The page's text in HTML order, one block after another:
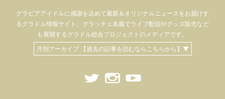
グラビアアイドルに感謝を込めて最新＆オリジナルニュースをお届けす
るグラドル情報サイト。 グラッチェ名義でライブ配信やグッズ販売など
も 展開するグラドル総合プロジェクトのメディアです。
月別アーカイブ 【過去の記事を読むならこちらから】▼